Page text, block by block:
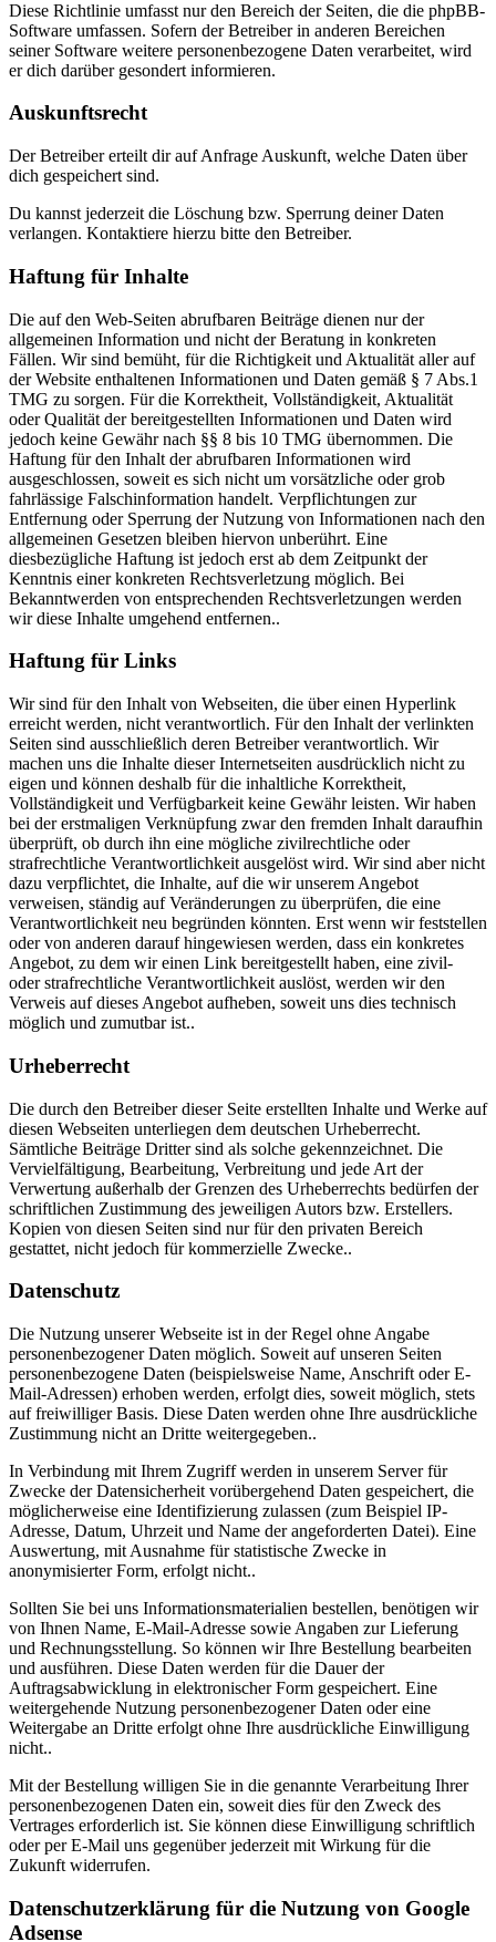
Diese Richtlinie umfasst nur den Bereich der Seiten, die die phpBB-
Software umfassen. Sofern der Betreiber in anderen Bereichen
seiner Software weitere personenbezogene Daten verarbeitet, wird
er dich darüber gesondert informieren.
Auskunftsrecht
Der Betreiber erteilt dir auf Anfrage Auskunft, welche Daten über
dich gespeichert sind.
Du kannst jederzeit die Löschung bzw. Sperrung deiner Daten
verlangen. Kontaktiere hierzu bitte den Betreiber.
Haftung für Inhalte
Die auf den Web-Seiten abrufbaren Beiträge dienen nur der
allgemeinen Information und nicht der Beratung in konkreten
Fällen. Wir sind bemüht, für die Richtigkeit und Aktualität aller auf
der Website enthaltenen Informationen und Daten gemäß § 7 Abs.1
TMG zu sorgen. Für die Korrektheit, Vollständigkeit, Aktualität
oder Qualität der bereitgestellten Informationen und Daten wird
jedoch keine Gewähr nach §§ 8 bis 10 TMG übernommen. Die
Haftung für den Inhalt der abrufbaren Informationen wird
ausgeschlossen, soweit es sich nicht um vorsätzliche oder grob
fahrlässige Falschinformation handelt. Verpflichtungen zur
Entfernung oder Sperrung der Nutzung von Informationen nach den
allgemeinen Gesetzen bleiben hiervon unberührt. Eine
diesbezügliche Haftung ist jedoch erst ab dem Zeitpunkt der
Kenntnis einer konkreten Rechtsverletzung möglich. Bei
Bekanntwerden von entsprechenden Rechtsverletzungen werden
wir diese Inhalte umgehend entfernen..
Haftung für Links
Wir sind für den Inhalt von Webseiten, die über einen Hyperlink
erreicht werden, nicht verantwortlich. Für den Inhalt der verlinkten
Seiten sind ausschließlich deren Betreiber verantwortlich. Wir
machen uns die Inhalte dieser Internetseiten ausdrücklich nicht zu
eigen und können deshalb für die inhaltliche Korrektheit,
Vollständigkeit und Verfügbarkeit keine Gewähr leisten. Wir haben
bei der erstmaligen Verknüpfung zwar den fremden Inhalt daraufhin
überprüft, ob durch ihn eine mögliche zivilrechtliche oder
strafrechtliche Verantwortlichkeit ausgelöst wird. Wir sind aber nicht
dazu verpflichtet, die Inhalte, auf die wir unserem Angebot
verweisen, ständig auf Veränderungen zu überprüfen, die eine
Verantwortlichkeit neu begründen könnten. Erst wenn wir feststellen
oder von anderen darauf hingewiesen werden, dass ein konkretes
Angebot, zu dem wir einen Link bereitgestellt haben, eine zivil-
oder strafrechtliche Verantwortlichkeit auslöst, werden wir den
Verweis auf dieses Angebot aufheben, soweit uns dies technisch
möglich und zumutbar ist..
Urheberrecht
Die durch den Betreiber dieser Seite erstellten Inhalte und Werke auf
diesen Webseiten unterliegen dem deutschen Urheberrecht.
Sämtliche Beiträge Dritter sind als solche gekennzeichnet. Die
Vervielfältigung, Bearbeitung, Verbreitung und jede Art der
Verwertung außerhalb der Grenzen des Urheberrechts bedürfen der
schriftlichen Zustimmung des jeweiligen Autors bzw. Erstellers.
Kopien von diesen Seiten sind nur für den privaten Bereich
gestattet, nicht jedoch für kommerzielle Zwecke..
Datenschutz
Die Nutzung unserer Webseite ist in der Regel ohne Angabe
personenbezogener Daten möglich. Soweit auf unseren Seiten
personenbezogene Daten (beispielsweise Name, Anschrift oder E-
Mail-Adressen) erhoben werden, erfolgt dies, soweit möglich, stets
auf freiwilliger Basis. Diese Daten werden ohne Ihre ausdrückliche
Zustimmung nicht an Dritte weitergegeben..
In Verbindung mit Ihrem Zugriff werden in unserem Server für
Zwecke der Datensicherheit vorübergehend Daten gespeichert, die
möglicherweise eine Identifizierung zulassen (zum Beispiel IP-
Adresse, Datum, Uhrzeit und Name der angeforderten Datei). Eine
Auswertung, mit Ausnahme für statistische Zwecke in
anonymisierter Form, erfolgt nicht..
Sollten Sie bei uns Informationsmaterialien bestellen, benötigen wir
von Ihnen Name, E-Mail-Adresse sowie Angaben zur Lieferung
und Rechnungsstellung. So können wir Ihre Bestellung bearbeiten
und ausführen. Diese Daten werden für die Dauer der
Auftragsabwicklung in elektronischer Form gespeichert. Eine
weitergehende Nutzung personenbezogener Daten oder eine
Weitergabe an Dritte erfolgt ohne Ihre ausdrückliche Einwilligung
nicht..
Mit der Bestellung willigen Sie in die genannte Verarbeitung Ihrer
personenbezogenen Daten ein, soweit dies für den Zweck des
Vertrages erforderlich ist. Sie können diese Einwilligung schriftlich
oder per E-Mail uns gegenüber jederzeit mit Wirkung für die
Zukunft widerrufen.
Datenschutzerklärung für die Nutzung von Google
Adsense